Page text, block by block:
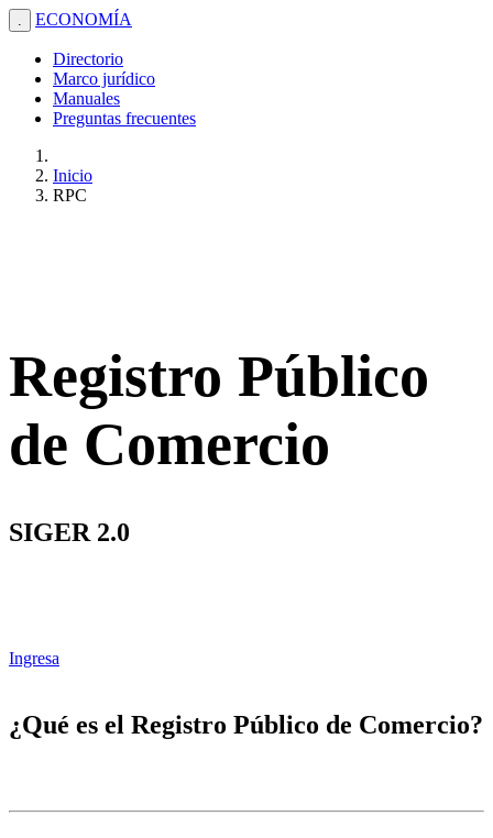
. ECONOMÍA
Directorio
Marco jurídico
Manuales
Preguntas frecuentes
Inicio
RPC
Registro Público
de Comercio
SIGER 2.0
Ingresa
¿Qué es el Registro Público de Comercio?